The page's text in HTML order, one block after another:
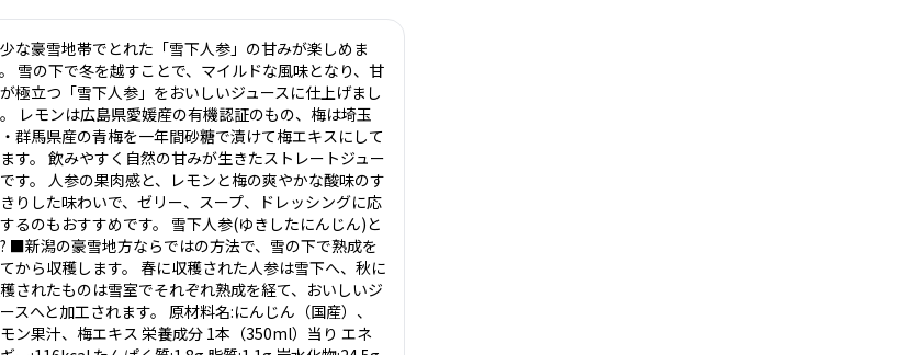
な豪雪地帯でとれた「雪下人参」の甘みが楽しめま
雪の下で冬を越すことで、マイルドな風味となり、甘
極立つ「雪下人参」をおいしいジュースに仕上げまし
レモンは広島県愛媛産の有機認証のもの、梅は埼玉
群馬県産の青梅を一年間砂糖で漬けて梅エキスにして
す。 飲みやすく自然の甘みが生きたストレートジュー
す。 人参の果肉感と、レモンと梅の爽やかな酸味のす
りした味わいで、ゼリー、スープ、ドレッシングに応
るのもおすすめです。 雪下人参(ゆきしたにんじん)と
■新潟の豪雪地方ならではの方法で、雪の下で熟成を
から収穫します。 春に収穫された人参は雪下へ、秋に
されたものは雪室でそれぞれ熟成を経て、おいしいジ
スへと加工されます。 原材料名:にんじん（国産）、
ン果汁、梅エキス 栄養成分 1本（350ml）当り エネ